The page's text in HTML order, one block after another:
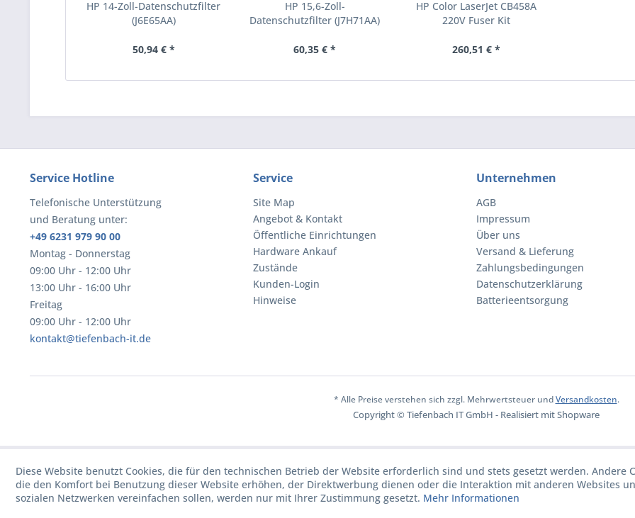
HP 14-Zoll-Datenschutzfilter
(J6E65AA)
50,94 € *
HP 15,6-Zoll-
Datenschutzfilter (J7H71AA)
60,35 € *
HP Color LaserJet CB458A
220V Fuser Kit
(CB458A)
260,51 € *
Service Hotline
Telefonische Unterstützung
und Beratung unter:
+49 6231 979 90 00
Montag - Donnerstag
09:00 Uhr - 12:00 Uhr
13:00 Uhr - 16:00 Uhr
Freitag
09:00 Uhr - 12:00 Uhr
kontakt@tiefenbach-it.de
Service
Site Map
Angebot & Kontakt
Öffentliche Einrichtungen
Hardware Ankauf
Zustände
Kunden-Login
Hinweise
Unternehmen
AGB
Impressum
Über uns
Versand & Lieferung
Zahlungsbedingungen
Datenschutzerklärung
Batterieentsorgung
* Alle Preise verstehen sich zzgl. Mehrwertsteuer undVersandkosten.
Copyright © Tiefenbach IT GmbH - Realisiert mit Shopware
Diese Website benutzt Cookies, die für den technischen Betrieb der Website erforderlich sind und stets gesetzt werden. Andere
die den Komfort bei Benutzung dieser Website erhöhen, der Direktwerbung dienen oder die Interaktion mit anderen Websites
sozialen Netzwerken vereinfachen sollen, werden nur mit Ihrer Zustimmung gesetzt. Mehr Informationen